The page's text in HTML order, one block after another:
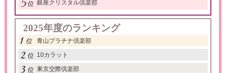
銀座クリスタル倶楽部
2025年度のランキング
青山プラチナ倶楽部
10カラット
東京交際倶楽部